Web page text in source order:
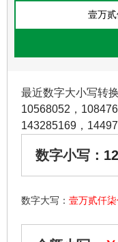
最近数字大小写转
10568052 ，
143285169 ，
数字小写：
数字大写： 壹万贰仟